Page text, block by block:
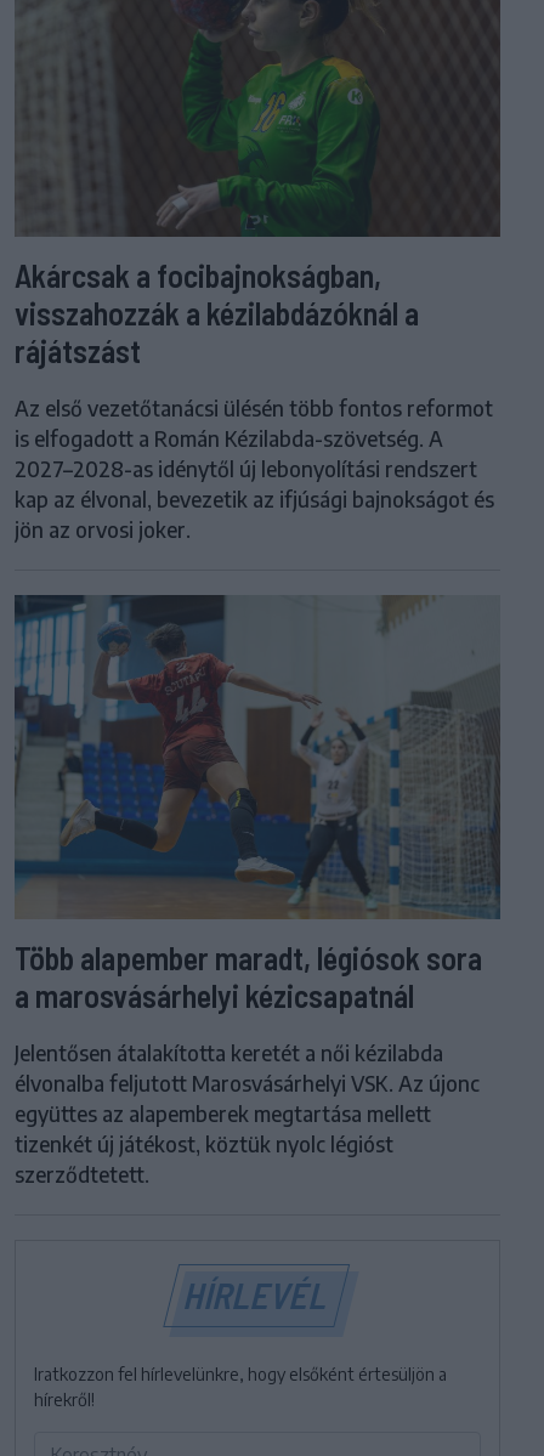
Akárcsak a focibajnokságban,
visszahozzák a kézilabdázóknál a
rájátszást
Az első vezetőtanácsi ülésén több fontos reformot
is elfogadott a Román Kézilabda-szövetség. A
2027–2028-as idénytől új lebonyolítási rendszert
kap az élvonal, bevezetik az ifjúsági bajnokságot és
jön az orvosi joker.
Több alapember maradt, légiósok sora
a marosvásárhelyi kézicsapatnál
Jelentősen átalakította keretét a női kézilabda
élvonalba feljutott Marosvásárhelyi VSK. Az újonc
együttes az alapemberek megtartása mellett
tizenkét új játékost, köztük nyolc légióst
szerződtetett.
HÍRLEVÉL
Iratkozzon fel hírlevelünkre, hogy elsőként értesüljön a
hírekről!